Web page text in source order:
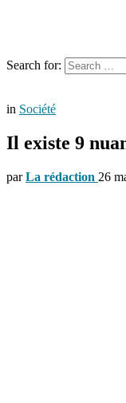
Search for:
in Société
Il existe 9
par La rédaction 26